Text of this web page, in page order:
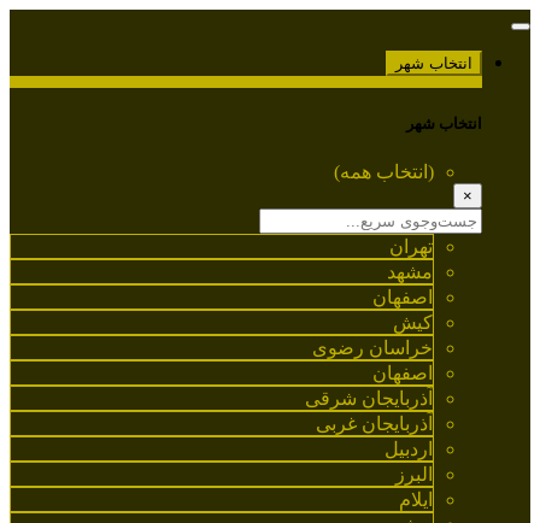
انتخاب شهر
انتخاب شهر
(انتخاب همه)
×
تهران
مشهد
اصفهان
کیش
خراسان رضوی
اصفهان
آذربایجان شرقی
آذربایجان غربی
اردبیل
البرز
ایلام